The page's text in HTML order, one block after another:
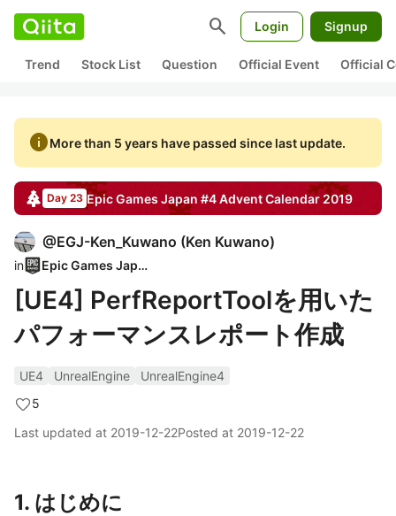
search Login Signup
Trend Stock List Question Official Event Official
infoMore than 5 years have passed since last update.
Day 23 Epic Games Japan #4Advent Calendar2019
@EGJ-Ken_Kuwano (Ken Kuwano)
in Epic Games Japan
[UE4] PerfReportToolを用いた
パフォーマンスレポート作成
UE4 UnrealEngine
UnrealEngine4
5
Last updated at 2019-12-22Posted at 2019-12-22
1. はじめに